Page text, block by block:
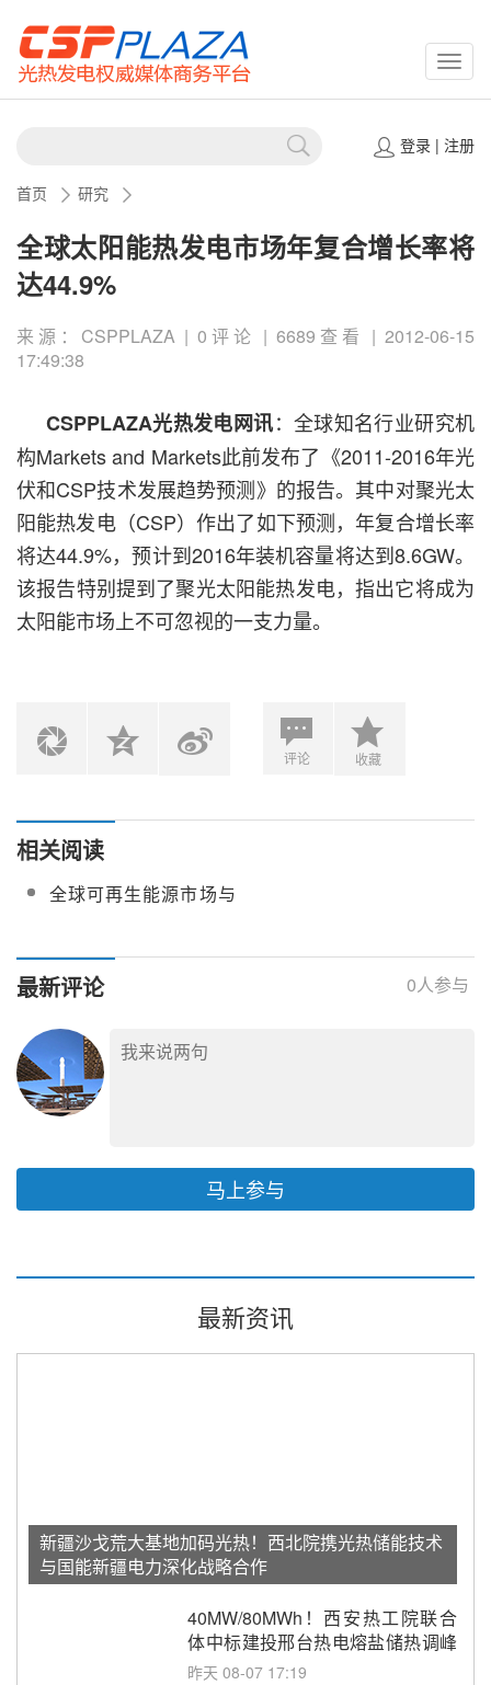
登录| 注册
首页 研究
全球太阳能热发电市场年复合增长率将
达44.9%
来源：CSPPLAZA | 0评论 | 6689查看 | 2012-06-15
17:49:38
CSPPLAZA光热发电网讯：全球知名行业研究机
构Markets and Markets此前发布了《2011-2016年光
伏和CSP技术发展趋势预测》的报告。其中对聚光太
阳能热发电（CSP）作出了如下预测，年复合增长率
将达44.9%，预计到2016年装机容量将达到8.6GW。
该报告特别提到了聚光太阳能热发电，指出它将成为
太阳能市场上不可忽视的一支力量。
评论 收藏
相关阅读
全球可再生能源市场与
最新评论 0人参与
马上参与
最新资讯
新疆沙戈荒大基地加码光热！西北院携光热储能技术
与国能新疆电力深化战略合作
40MW/80MWh！西安热工院联合
体中标建投邢台热电熔盐储热调峰
调频改造EPC项目
昨天 08-07 17:19